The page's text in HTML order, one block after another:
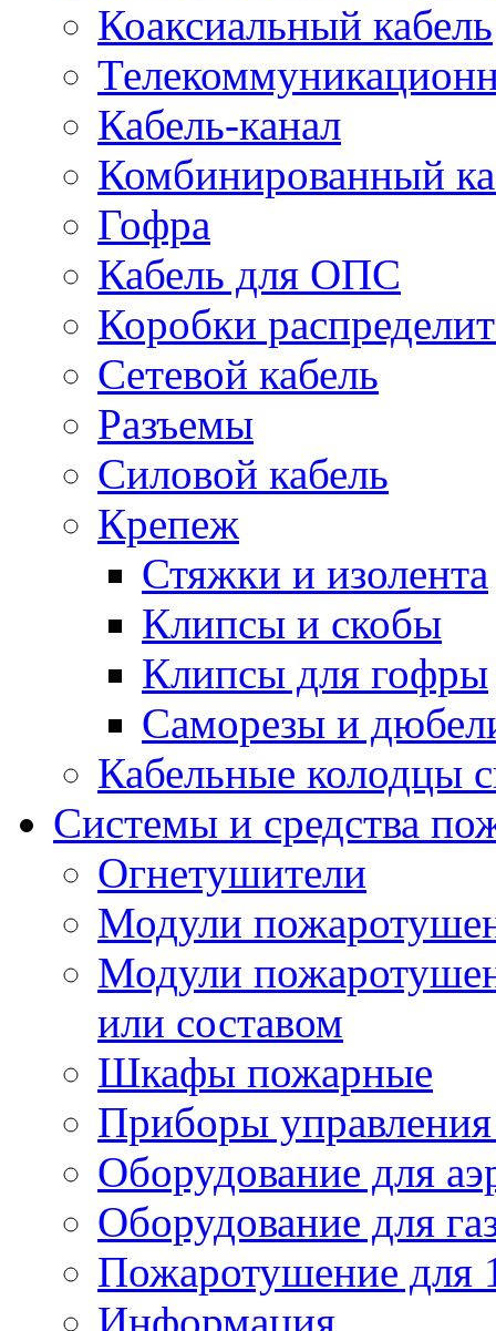
Коаксиальный кабель
Кабель-канал
Комбинированный
Гофра
Кабель для ОПС
Коробки
Сетевой кабель
Разъемы
Силовой кабель
Крепеж
Стяжки и изолента
Клипсы и скобы
Клипсы для гофры
Саморезы и
Кабельные колодцы
Системы и средства
Огнетушители
Модули
Модули
или составом
Шкафы пожарные
Приборы
Оборудование для
Оборудование для
Пожаротушение для